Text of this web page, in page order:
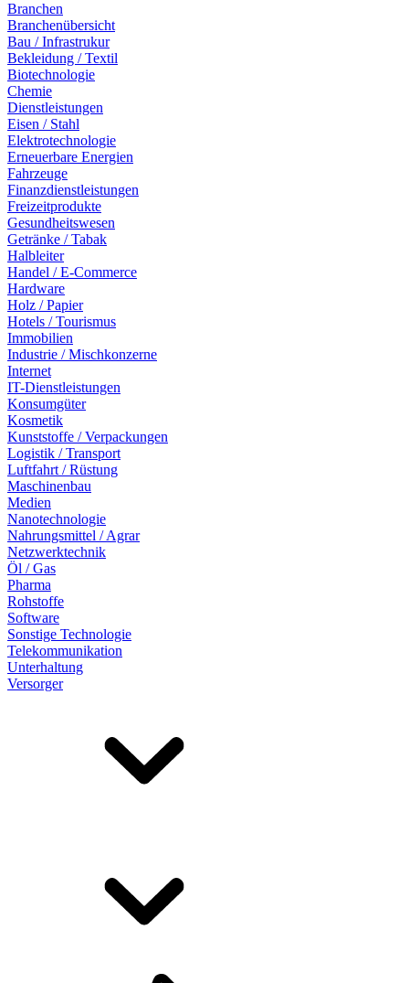
Branchen
Branchenübersicht
Bau / Infrastrukur
Bekleidung / Textil
Biotechnologie
Chemie
Dienstleistungen
Eisen / Stahl
Elektrotechnologie
Erneuerbare Energien
Fahrzeuge
Finanzdienstleistungen
Freizeitprodukte
Gesundheitswesen
Getränke / Tabak
Halbleiter
Handel / E-Commerce
Hardware
Holz / Papier
Hotels / Tourismus
Immobilien
Industrie / Mischkonzerne
Internet
IT-Dienstleistungen
Konsumgüter
Kosmetik
Kunststoffe / Verpackungen
Logistik / Transport
Luftfahrt / Rüstung
Maschinenbau
Medien
Nanotechnologie
Nahrungsmittel / Agrar
Netzwerktechnik
Öl / Gas
Pharma
Rohstoffe
Software
Sonstige Technologie
Telekommunikation
Unterhaltung
Versorger